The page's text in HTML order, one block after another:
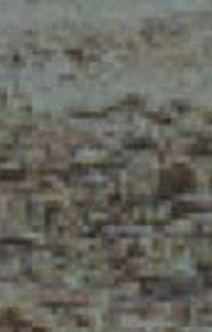
WE ARE MERLO